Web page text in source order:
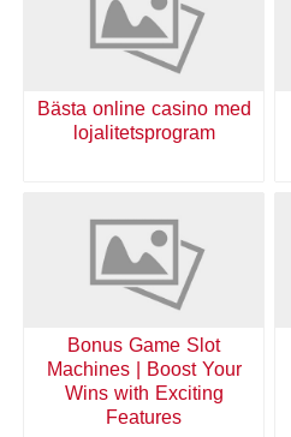
Bästa online casino med
lojalitetsprogram
Bonus Game Slot
Machines | Boost Your
Wins with Exciting
Features